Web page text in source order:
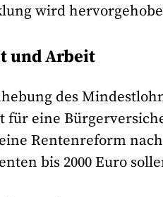
wird
und Arbeit
des
eine
Rentenreform
bis 2000 Euro